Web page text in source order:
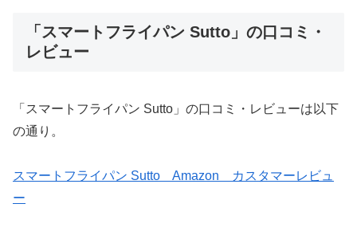
「スマートフライパン Sutto」の口コミ・
レビュー
「スマートフライパン Sutto」の口コミ・レビューは以下
の通り。
スマートフライパン Sutto Amazon カスタマーレビュ
ー